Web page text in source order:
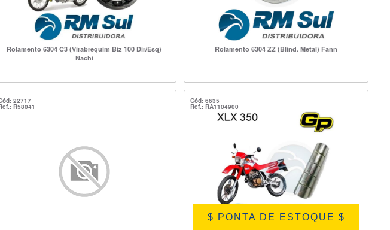
Rolamento 6304 C3 (Virabrequim Biz 100 Dir/Esq)
Nachi
Rolamento 6304 ZZ (Blind. Metal) Fann
22717
R58041
Cód: 6635
Ref.: RA1104900
$ PONTA DE ESTOQUE $